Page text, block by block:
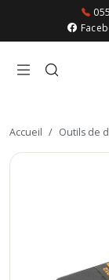
Accueil / Outils de